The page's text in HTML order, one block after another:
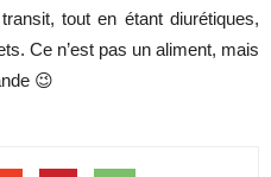
tout en étant diurétiques,
Ce n’est pas un aliment, mais
😉